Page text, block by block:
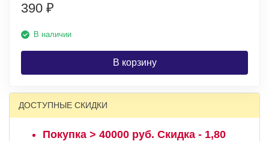
390 ₽
В наличии
В корзину
ДОСТУПНЫЕ СКИДКИ
Покупка > 40000 руб. Скидка - 1,80